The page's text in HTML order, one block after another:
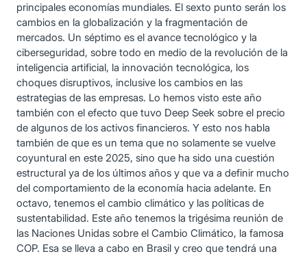
principales economías mundiales. El sexto punto serán los
cambios en la globalización y la fragmentación de
mercados. Un séptimo es el avance tecnológico y la
ciberseguridad, sobre todo en medio de la revolución de la
inteligencia artificial, la innovación tecnológica, los
choques disruptivos, inclusive los cambios en las
estrategias de las empresas. Lo hemos visto este año
también con el efecto que tuvo Deep Seek sobre el precio
de algunos de los activos financieros. Y esto nos habla
también de que es un tema que no solamente se vuelve
coyuntural en este 2025, sino que ha sido una cuestión
estructural ya de los últimos años y que va a definir mucho
del comportamiento de la economía hacia adelante. En
octavo, tenemos el cambio climático y las políticas de
sustentabilidad. Este año tenemos la trigésima reunión de
las Naciones Unidas sobre el Cambio Climático, la famosa
COP. Esa se lleva a cabo en Brasil y creo que tendrá una